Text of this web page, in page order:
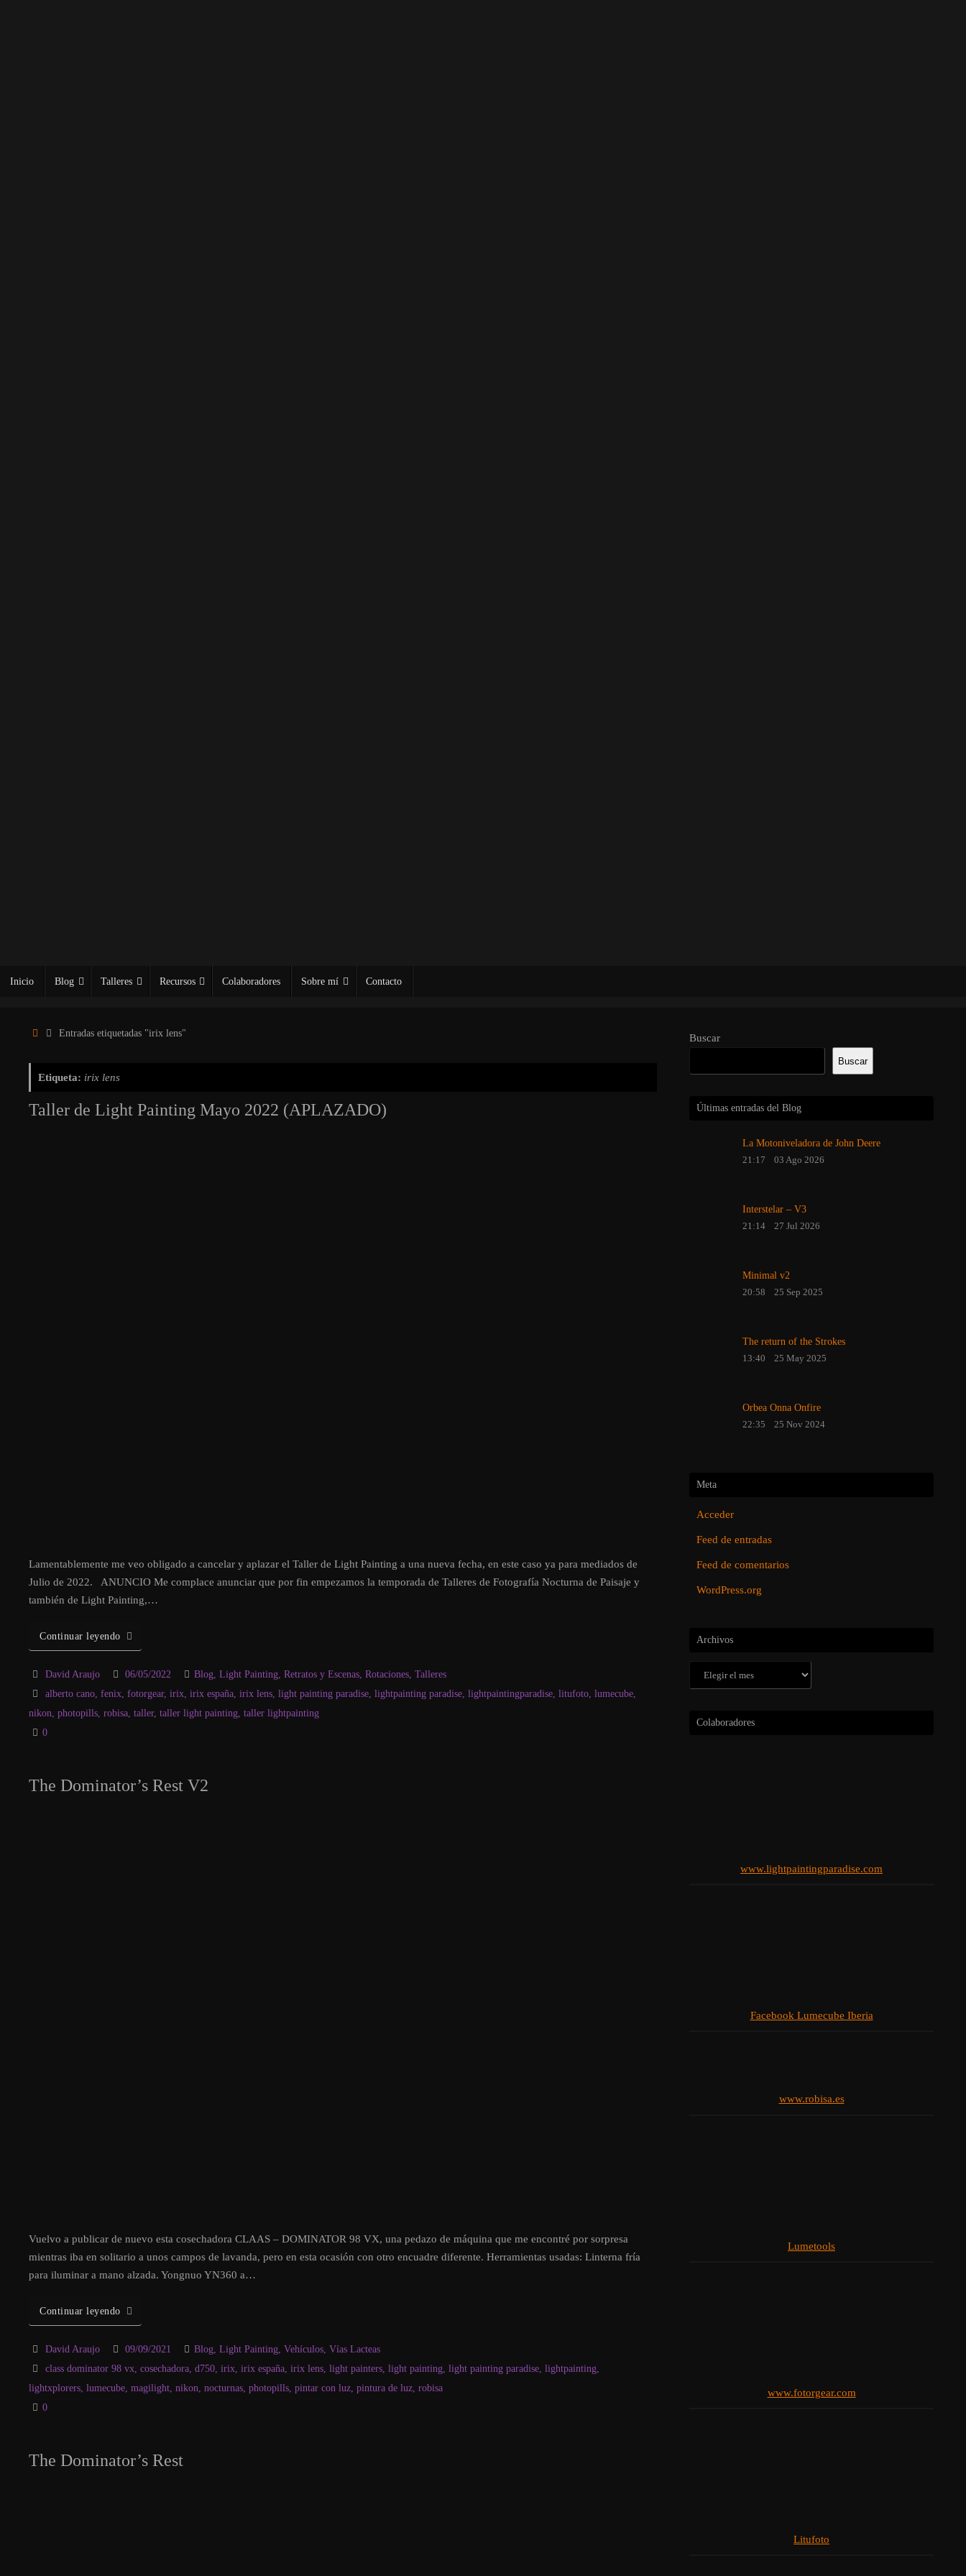
Inicio Blog Talleres Recursos Colaboradores Sobre mí Contacto
InicioEntradas etiquetadas "irix lens"
Etiqueta: irix lens
Taller de Light Painting Mayo 2022 (APLAZADO)
Lamentablemente me veo obligado a cancelar y aplazar el Taller de Light Painting a una nueva fecha, en este caso ya para mediados de
Julio de 2022. ANUNCIO Me complace anunciar que por fin empezamos la temporada de Talleres de Fotografía Nocturna de Paisaje y
también de Light Painting,…
Continuar leyendo
David Araujo 06/05/2022 Blog, Light Painting, Retratos y Escenas, Rotaciones, Talleres
alberto cano ,fenix ,fotorgear,irix ,irix españa ,irix lens ,light painting paradise ,lightpainting paradise ,lightpaintingparadise ,litufoto ,lumecube
nikon photopills robisa taller, taller light painting taller lightpainting
0
The Dominator’s Rest V2
Vuelvo a publicar de nuevo esta cosechadora CLAAS – DOMINATOR 98 VX, una pedazo de máquina que me encontré por sorpresa
mientras iba en solitario a unos campos de lavanda, pero en esta ocasión con otro encuadre diferente. Herramientas usadas: Linterna fría
para iluminar a mano alzada. Yongnuo YN360 a…
Continuar leyendo
David Araujo 09/09/2021 Blog, Light Painting, Vehículos, Vías Lacteas
class dominator 98 vx,cosechadora,d750,irix,irix españa,irix lens,light painters,light painting,light painting paradise,lightpainting,
lightxplorers, lumecube, magilight, nikon, nocturnas, photopills, pintar con luz, pintura de luz, robisa
0
The Dominator’s Rest
Buscar
Buscar
Últimas entradas del Blog
La Motoniveladora de John Deere
21:17 03 Ago 2026
Interstelar – V3
21:14 27 Jul 2026
Minimal v2
20:58 25 Sep 2025
The return of the Strokes
13:40 25 May 2025
Orbea Onna Onfire
22:35 25 Nov 2024
Meta
Acceder
Feed de entradas
Feed de comentarios
WordPress.org
Archivos
Archivos
Colaboradores
www.lightpaintingparadise.com
Facebook Lumecube Iberia
www.robisa.es
Lumetools
www.fotorgear.com
Litufoto